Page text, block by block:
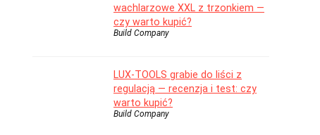
wachlarzowe XXL z trzonkiem —
czy warto kupić?
Build Company
LUX-TOOLS grabie do liści z
regulacją — recenzja i test: czy
warto kupić?
Build Company